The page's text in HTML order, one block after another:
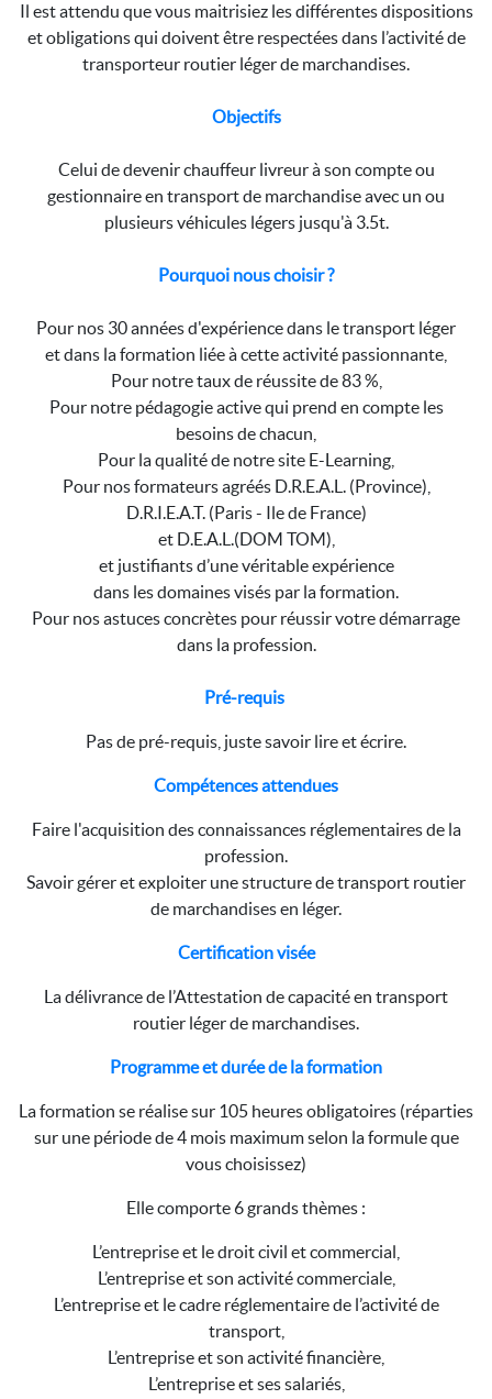
Il est attendu que vous maitrisiez les différentes dispositions
et obligations qui doivent être respectées dans l’activité de
transporteur routier léger de marchandises.
Objectifs
Celui de devenir chauffeur livreur à son compte ou
gestionnaire en transport de marchandise avec un ou
plusieurs véhicules légers jusqu'à 3.5t.
Pourquoi nous choisir ?
Pour nos 30 années d'expérience dans le transport léger
et dans la formation liée à cette activité passionnante,
Pour notre taux de réussite de 83 %,
Pour notre pédagogie active qui prend en compte les
besoins de chacun,
Pour la qualité de notre site E-Learning,
Pour nos formateurs agréés D.R.E.A.L. (Province),
D.R.I.E.A.T. (Paris - Ile de France)
et D.E.A.L.(DOM TOM),
et justifiants d’une véritable expérience
dans les domaines visés par la formation.
Pour nos astuces concrètes pour réussir votre démarrage
dans la profession.
Pré-requis
Pas de pré-requis, juste savoir lire et écrire.
Compétences attendues
Faire l'acquisition des connaissances réglementaires de la
profession.
Savoir gérer et exploiter une structure de transport routier
de marchandises en léger.
Certification visée
La délivrance de l’Attestation de capacité en transport
routier léger de marchandises.
Programme et durée de la formation
La formation se réalise sur 105 heures obligatoires (réparties
sur une période de 4 mois maximum selon la formule que
vous choisissez)
Elle comporte 6 grands thèmes :
L’entreprise et le droit civil et commercial,
L’entreprise et son activité commerciale,
L’entreprise et le cadre réglementaire de l’activité de
transport,
L’entreprise et son activité financière,
L’entreprise et ses salariés,